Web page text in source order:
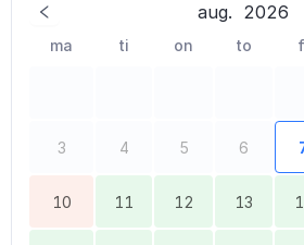
aug. 2026
ma ti on to
3 4 5 6
10 11 12 13